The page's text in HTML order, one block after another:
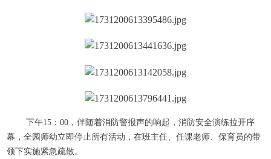
下午15：00，伴随着消防警报声的响起，消防安全演练拉开序
幕，全园师幼立即停止所有活动，在班主任、任课老师、保育员的带
领下实施紧急疏散。